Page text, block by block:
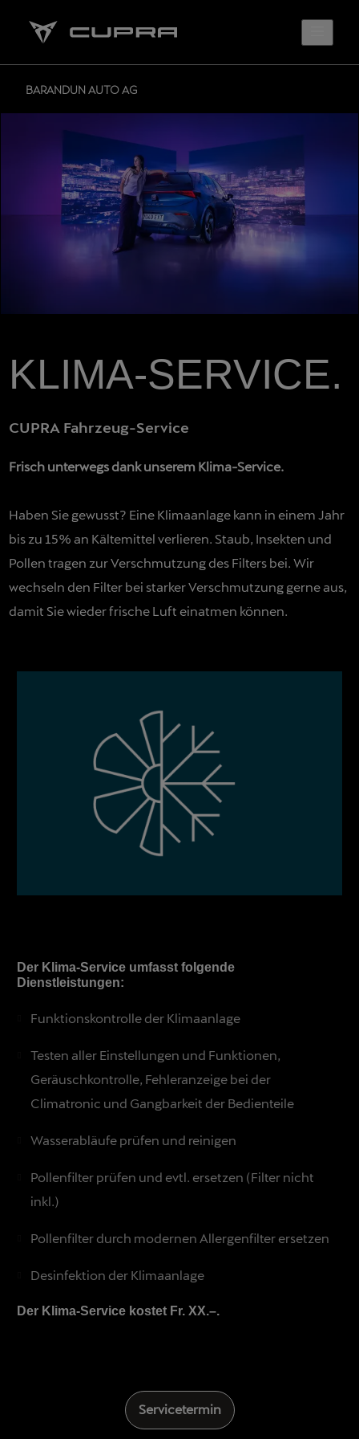
BARANDUN AUTO AG
KLIMA-SERVICE.
CUPRA Fahrzeug-Service
Frisch unterwegs dank unserem Klima-Service.
Haben Sie gewusst? Eine Klimaanlage kann in einem Jahr
bis zu 15% an Kältemittel verlieren. Staub, Insekten und
Pollen tragen zur Verschmutzung des Filters bei. Wir
wechseln den Filter bei starker Verschmutzung gerne aus,
damit Sie wieder frische Luft einatmen können.
Der Klima-Service umfasst folgende
Dienstleistungen:
Funktionskontrolle der Klimaanlage
Testen aller Einstellungen und Funktionen,
Geräuschkontrolle, Fehleranzeige bei der
Climatronic und Gangbarkeit der Bedienteile
Wasserabläufe prüfen und reinigen
Pollenfilter prüfen und evtl. ersetzen (Filter nicht
inkl.)
Pollenfilter durch modernen Allergenfilter ersetzen
Desinfektion der Klimaanlage
Der Klima-Service kostet Fr. XX.–.
Servicetermin